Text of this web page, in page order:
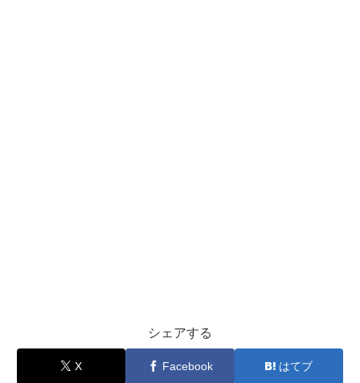
シェアする
X Facebook はてブ